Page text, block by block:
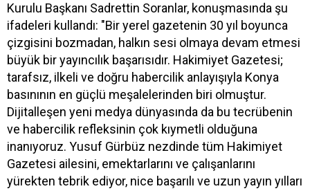
Kurulu Başkanı Sadrettin Soranlar, konuşmasında şu
ifadeleri kullandı: "Bir yerel gazetenin 30 yıl boyunca
çizgisini bozmadan, halkın sesi olmaya devam etmesi
büyük bir yayıncılık başarısıdır. Hakimiyet Gazetesi;
tarafsız, ilkeli ve doğru habercilik anlayışıyla Konya
basınının en güçlü meşalelerinden biri olmuştur.
Dijitalleşen yeni medya dünyasında da bu tecrübenin
ve habercilik refleksinin çok kıymetli olduğuna
inanıyoruz. Yusuf Gürbüz nezdinde tüm Hakimiyet
Gazetesi ailesini, emektarlarını ve çalışanlarını
yürekten tebrik ediyor, nice başarılı ve uzun yayın yılları